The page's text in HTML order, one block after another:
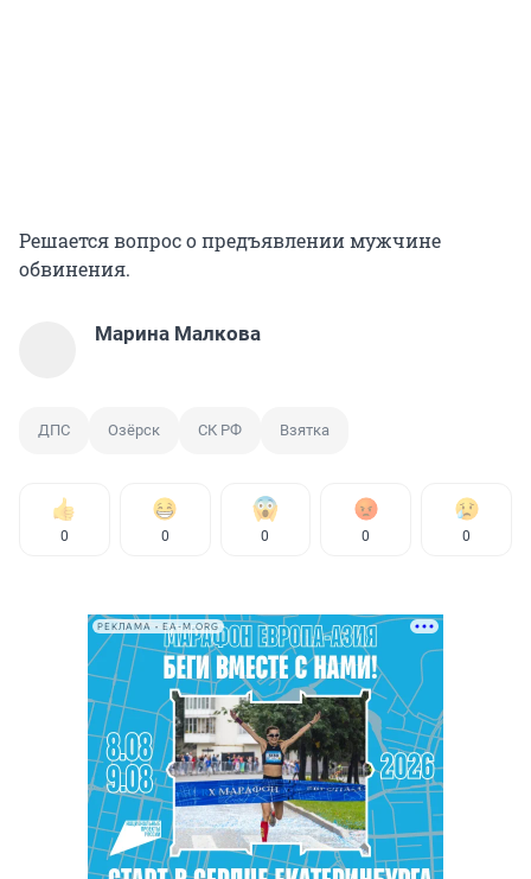
Решается вопрос о предъявлении мужчине
обвинения.
Марина Малкова
ДПС Озёрск СК РФ Взятка
0 0 0 0 0
РЕКЛАМА • EA-M.ORG